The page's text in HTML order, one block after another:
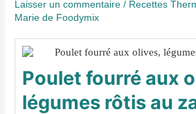
Laisser un commentaire / Recettes
Marie de Foodymix
Poulet fourré aux
légumes rôtis au